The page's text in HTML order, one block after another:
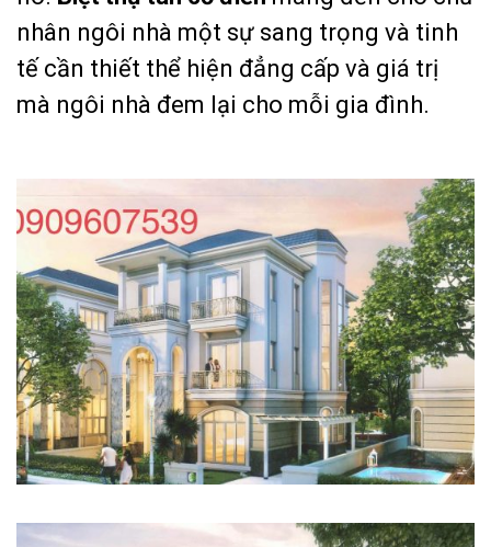
nhân ngôi nhà một sự sang trọng và tinh
tế cần thiết thể hiện đẳng cấp và giá trị
mà ngôi nhà đem lại cho mỗi gia đình.